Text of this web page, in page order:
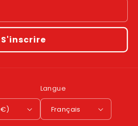
S'inscrire
France (EUR €)
Langue
Français